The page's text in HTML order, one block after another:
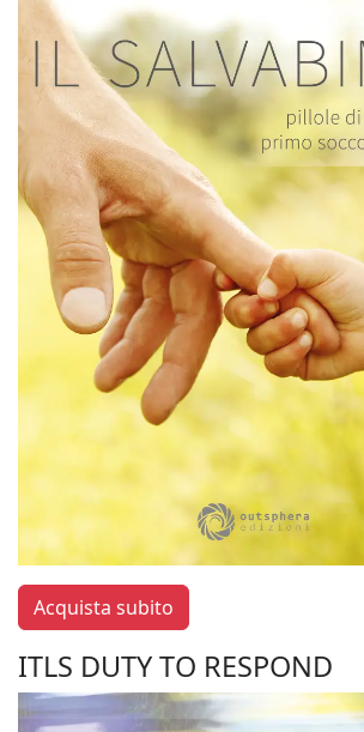
Acquista subito
ITLS DUTY TO RESPOND